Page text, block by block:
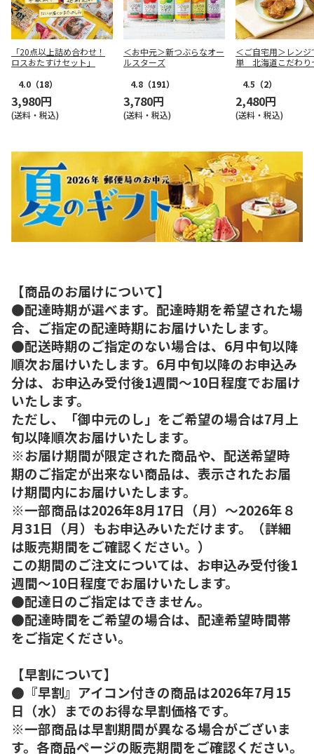
「20点以上詰め合わせ！
ロスおたすけセット」
4.0 （18）
3,980円
(送料・税込)
＜お中元＞新つぶらなオー
ルスターズ
4.8 （191）
3,780円
(送料・税込)
＜ご自宅用＞レンジ
単 北海道こだわり
4.5 （2）
2,480円
(送料・税込)
【商品のお届けについて】
●配達時期が選べます。配達時期を希望された場
合、ご指定の配達時期にお届けいたします。
●配送時期のご指定のない場合は、6月中旬以降
順次お届けいたします。6月中旬以降のお申込み
分は、お申込み受付後1週間～10日程度でお届け
いたします。
ただし、「御中元のし」をご希望の場合は7月上
旬以降順次お届けいたします。
※お届け期間が限定された商品や、配送希望時
期のご指定が出来ない商品は、表示されたお届
け期間内にお届けいたします。
※一部商品は2026年8月17日（月）～2026年８
月31日（月）もお申込みいただけます。（詳細
は販売期間をご確認ください。）
この期間のご注文については、お申込み受付後1
週間～10日程度でお届けいたします。
●配達日のご指定はできません。
●配達時間をご希望の場合は、配達希望時間帯
をご指定ください。
【早割について】
●『早割』アイコン付きの商品は2026年7月15
日（水）までのお得な早割価格です。
※一部商品は早割期間が異なる場合がございま
す。各商品ページの販売期間をご確認ください。